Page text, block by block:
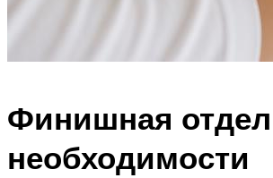
Финишная
необходимости